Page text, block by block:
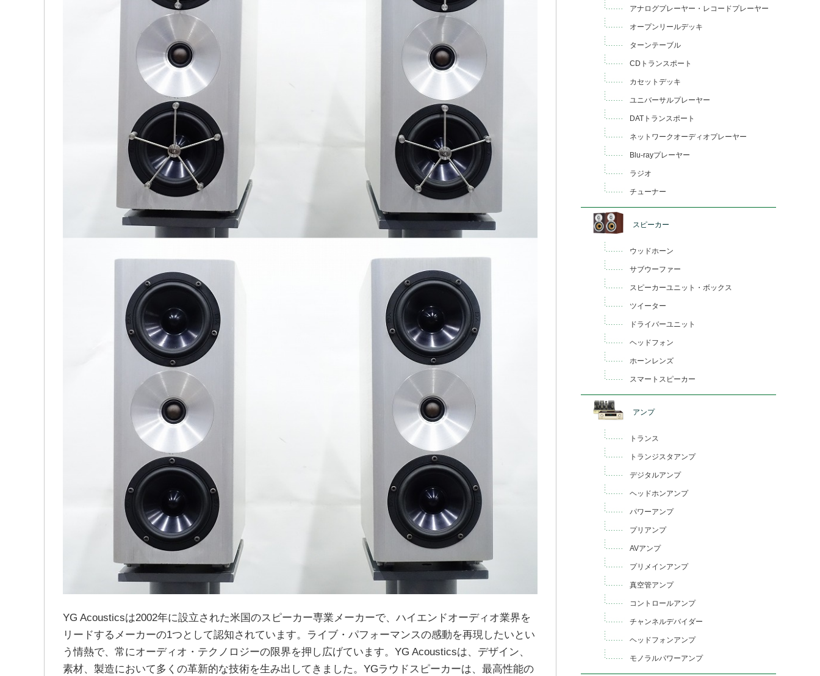
YG Acousticsは2002年に設立された米国のスピーカー専業メーカーで、ハイエンドオーディオ業界を
リードするメーカーの1つとして認知されています。ライブ・パフォーマンスの感動を再現したいとい
う情熱で、常にオーディオ・テクノロジーの限界を押し広げています。YG Acousticsは、デザイン、
素材、製造において多くの革新的な技術を生み出してきました。YGラウドスピーカーは、最高性能の
アナログプレーヤー・レコードプレーヤー
オープンリールデッキ
ターンテーブル
CDトランスポート
カセットデッキ
ユニバーサルプレーヤー
DATトランスポート
ネットワークオーディオプレーヤー
Blu-rayプレーヤー
ラジオ
チューナー
スピーカー
ウッドホーン
サブウーファー
スピーカーユニット・ボックス
ツイーター
ドライバーユニット
ヘッドフォン
ホーンレンズ
スマートスピーカー
アンプ
トランス
トランジスタアンプ
デジタルアンプ
ヘッドホンアンプ
パワーアンプ
プリアンプ
AVアンプ
プリメインアンプ
真空管アンプ
コントロールアンプ
チャンネルデバイダー
ヘッドフォンアンプ
モノラルパワーアンプ